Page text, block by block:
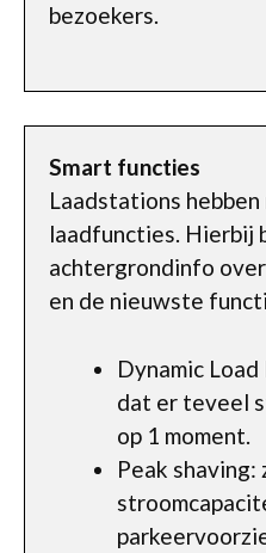
bezoekers.
Smart functies
Laadstations hebben
laadfuncties. Hierbij
achtergrondinfo
en de nieuwste
Dynamic
dat er teveel
op 1 moment.
Peak